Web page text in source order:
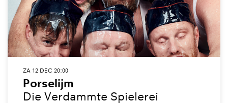
Porselijm
Die Verdammte Spielerei
ZA 12 DEC 20:00